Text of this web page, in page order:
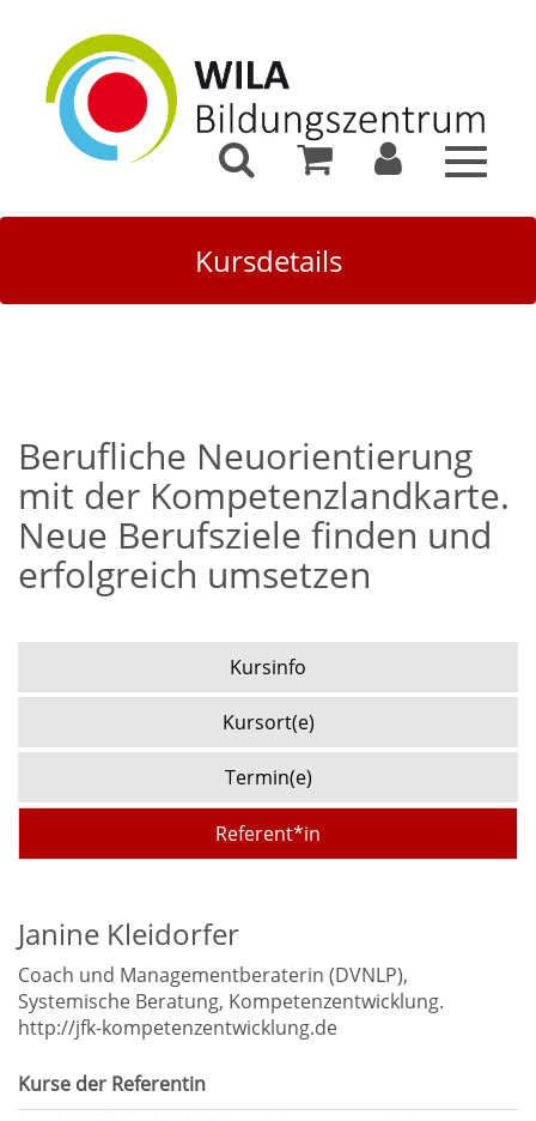
Toggle
Kursdetails
Berufliche Neuorientierung
mit der Kompetenzlandkarte.
Neue Berufsziele finden und
erfolgreich umsetzen
Kursinfo
Kursort(e)
Termin(e)
Referent*in
Janine Kleidorfer
Coach und Managementberaterin (DVNLP),
Systemische Beratung, Kompetenzentwicklung.
http://jfk-kompetenzentwicklung.de
Kurse der Referentin